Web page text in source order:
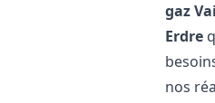
gaz
Erdre
nos